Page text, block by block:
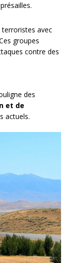
terroristes avec
groupes
contre des
des
et de
actuels.